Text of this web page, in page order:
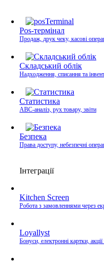
Pos-термінал
Продаж, друк чеку, касові
Складський облік
Надходження, списання та
Статистика
ABC-аналіз, рух товару, звіти
Безпека
Права доступу, небезпечні
Інтеграції
Kitchen Screen
Робота з замовленнями через
Loyallyst
Бонуси, електронні картки, акції